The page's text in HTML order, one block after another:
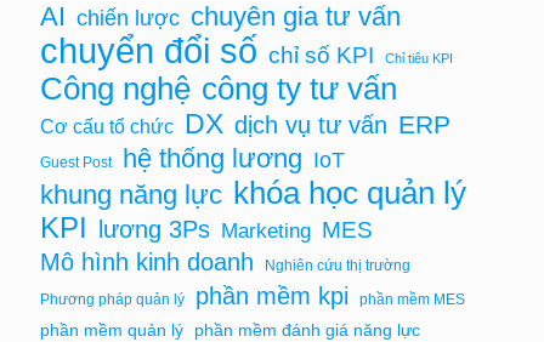
AI chiến lược chuyên gia tư vấn
chuyển đổi số chỉ số KPI Chỉ tiêu KPI
Công nghệ công ty tư vấn
Cơ cấu tổ chức DX dịch vụ tư vấn ERP
Guest Post hệ thống lương IoT
khung năng lực khóa học quản lý
KPI lương 3Ps Marketing MES
Mô hình kinh doanh
Nghiên cứu thị trường
Phương pháp quản lý
phần mềm kpi phần mềm MES
phần mềm quản lý phần mềm đánh giá năng lực